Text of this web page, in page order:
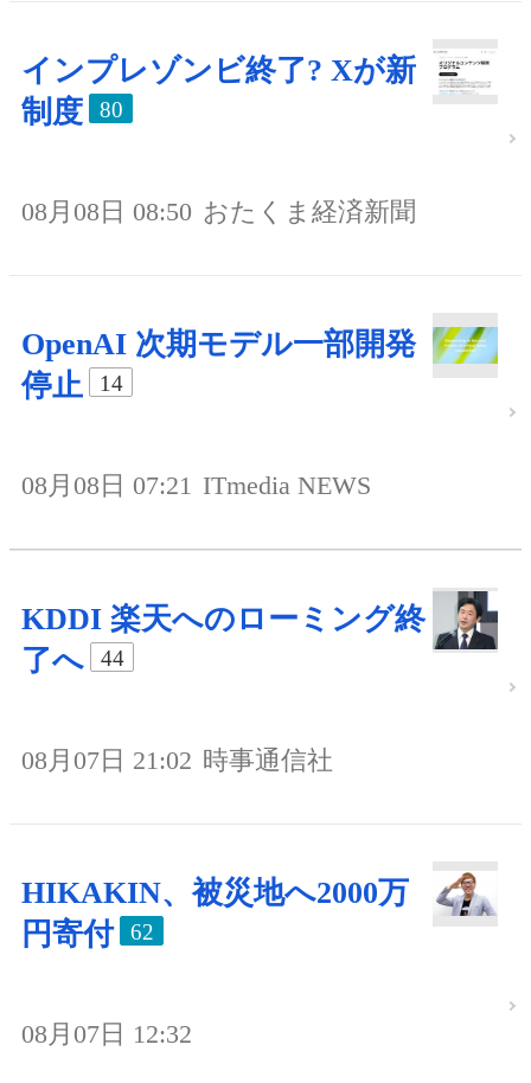
インプレゾンビ終了? Xが新
制度
80
08月08日 08:50 おたくま経済新聞
OpenAI 次期モデル一部開発
停止
14
08月08日 07:21 ITmedia NEWS
KDDI 楽天へのローミング終
了へ
44
08月07日 21:02 時事通信社
HIKAKIN、被災地へ2000万
円寄付
62
08月07日 12:32